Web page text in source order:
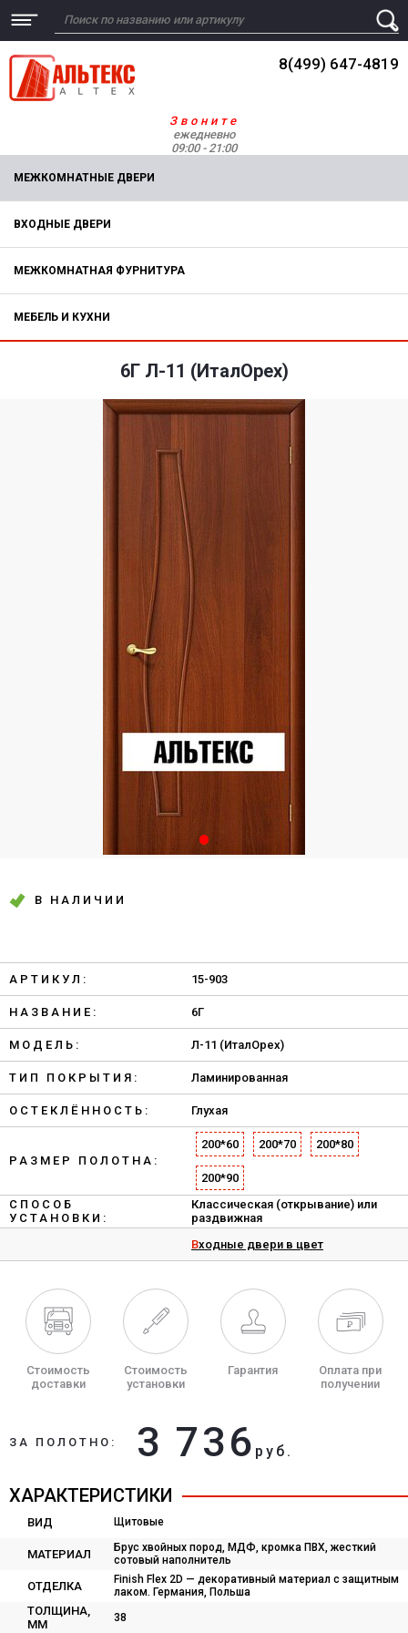
8(499) 647-4819
Звоните
ежедневно
09:00 - 21:00
МЕЖКОМНАТНЫЕ ДВЕРИ
ВХОДНЫЕ ДВЕРИ
МЕЖКОМНАТНАЯ ФУРНИТУРА
МЕБЕЛЬ И КУХНИ
6Г Л-11 (ИталОрех)
В НАЛИЧИИ
АРТИКУЛ: 15-903
НАЗВАНИЕ: 6Г
МОДЕЛЬ: Л-11 (ИталОрех)
ТИП ПОКРЫТИЯ: Ламинированная
ОСТЕКЛЁННОСТЬ: Глухая
РАЗМЕР ПОЛОТНА:
200*60 200*70 200*80
200*90
СПОСОБ
УСТАНОВКИ:
Классическая (открывание) или
раздвижная
Входные двери в цвет
Стоимость
доставки
Стоимость
установки
Гарантия
Оплата при
получении
ЗА ПОЛОТНО: 3 736 руб.
ХАРАКТЕРИСТИКИ
ВИД Щитовые
МАТЕРИАЛ
Брус хвойных пород, МДФ, кромка ПВХ, жесткий
сотовый наполнитель
ОТДЕЛКА
Finish Flex 2D — декоративный материал с защитным
лаком. Германия, Польша
ТОЛЩИНА,
ММ
38